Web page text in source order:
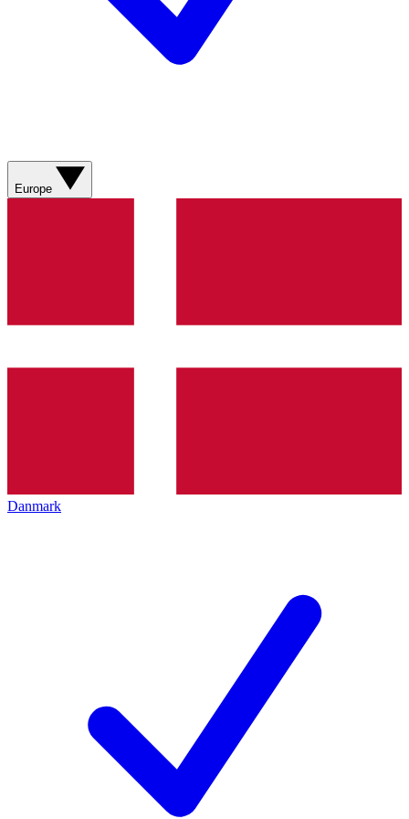
Europe
Danmark